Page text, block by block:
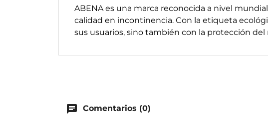
ABENA es una marca reconocida a nivel
calidad en incontinencia. Con la etiqueta
sus usuarios, sino también con la protección
chat Comentarios (0)